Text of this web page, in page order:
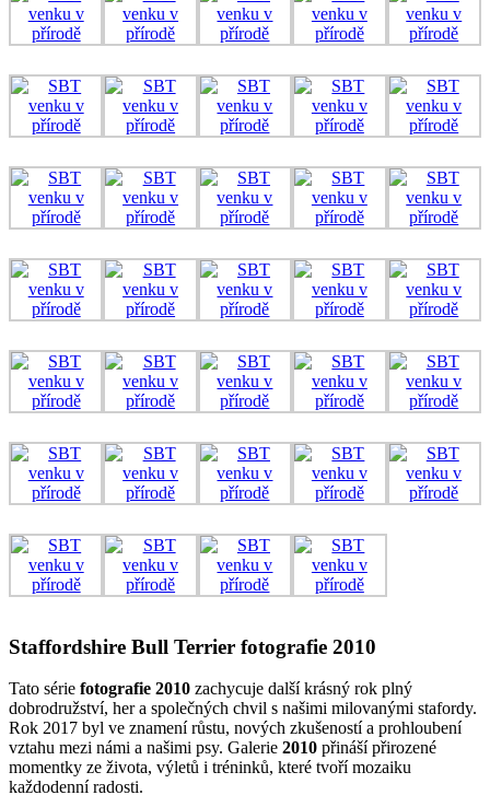
Staffordshire Bull Terrier fotografie 2010
Tato série fotografie 2010 zachycuje další krásný rok plný
dobrodružství, her a společných chvil s našimi milovanými stafordy.
Rok 2017 byl ve znamení růstu, nových zkušeností a prohloubení
vztahu mezi námi a našimi psy. Galerie 2010 přináší přirozené
momentky ze života, výletů i tréninků, které tvoří mozaiku
každodenní radosti.